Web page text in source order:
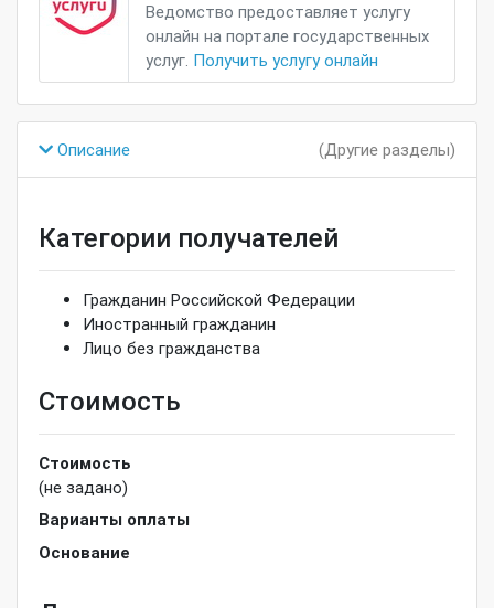
Ведомство предоставляет услугу
онлайн на портале государственных
услуг. Получить услугу онлайн
Описание (Другие разделы)
Категории получателей
Гражданин Российской Федерации
Иностранный гражданин
Лицо без гражданства
Стоимость
Стоимость
(не задано)
Варианты оплаты
Основание